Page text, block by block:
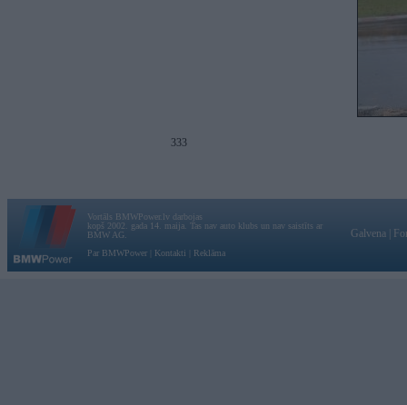
333
Vortāls BMWPower.lv darbojas
kopš 2002. gada 14. maija. Tas nav auto klubs un nav saistīts ar
BMW AG.
Par BMWPower
Kontakti Reklāma
Galvena